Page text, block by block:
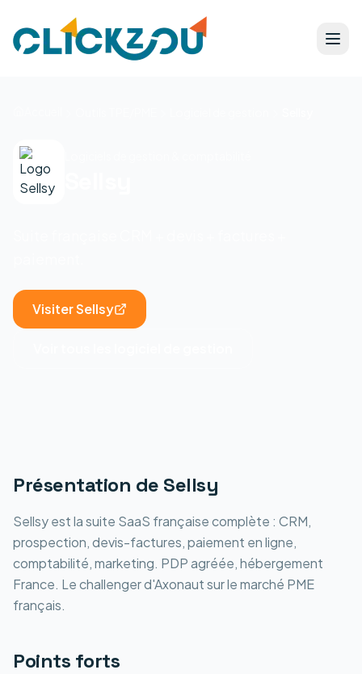
VisiterSellsy
Présentation de Sellsy
Sellsy est la suite SaaS française complète : CRM,
prospection, devis-factures, paiement en ligne,
comptabilité, marketing. PDP agréée, hébergement
France. Le challenger d'Axonaut sur le marché PME
français.
Points forts